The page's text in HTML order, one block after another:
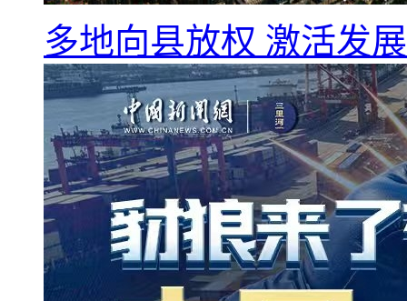
多地向县放权 激活发